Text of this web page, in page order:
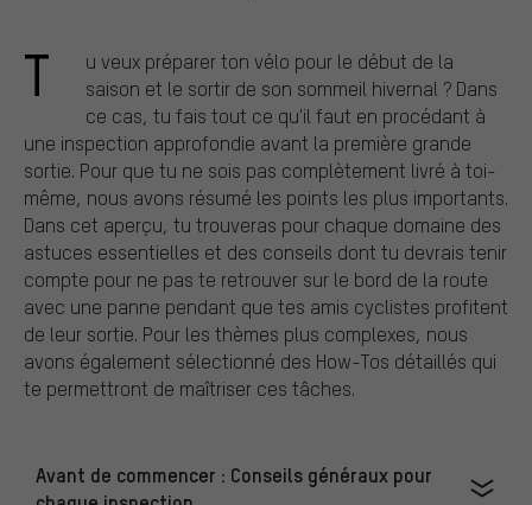
T
u veux préparer ton vélo pour le début de la
saison et le sortir de son sommeil hivernal ? Dans
ce cas, tu fais tout ce qu'il faut en procédant à
une inspection approfondie avant la première grande
sortie. Pour que tu ne sois pas complètement livré à toi-
même, nous avons résumé les points les plus importants.
Dans cet aperçu, tu trouveras pour chaque domaine des
astuces essentielles et des conseils dont tu devrais tenir
compte pour ne pas te retrouver sur le bord de la route
avec une panne pendant que tes amis cyclistes profitent
de leur sortie. Pour les thèmes plus complexes, nous
avons également sélectionné des How-Tos détaillés qui
te permettront de maîtriser ces tâches.
Avant de commencer : Conseils généraux pour